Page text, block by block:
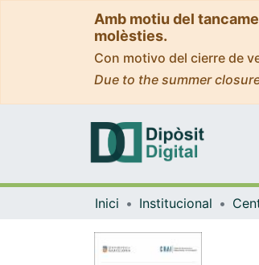
Amb motiu del
molèsties.
Con motivo del cierre de
Due to the summer
Inici Institucional